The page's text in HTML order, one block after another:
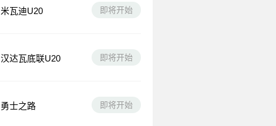
米瓦迪U20 即将开始
汉达瓦底联U20 即将开始
勇士之路 即将开始